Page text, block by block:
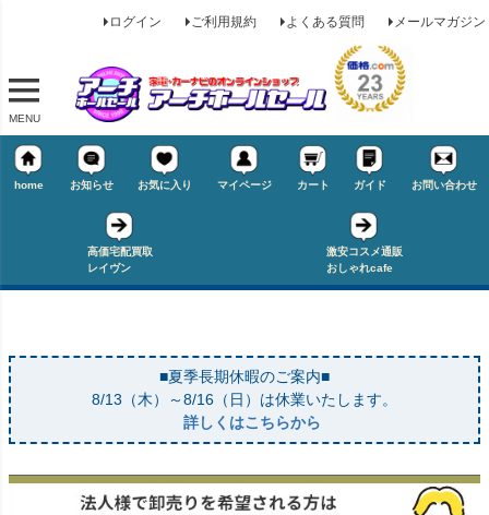
ログイン ご利用規約 よくある質問 メールマガジン
MENU
home お知らせ お気に入り マイページ カート ガイド お問い合わせ
高価宅配買取
レイヴン
激安コスメ通販
おしゃれcafe
■夏季長期休暇のご案内■
8/13（木）～8/16（日）は休業いたします。
詳しくはこちらから
キーワード
価格
〜
★タイヤ幅